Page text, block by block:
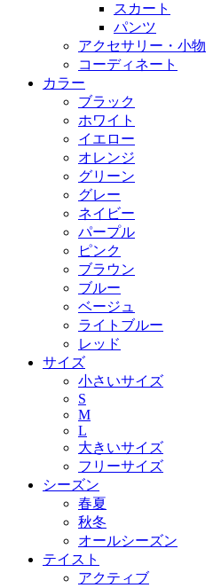
スカート
パンツ
アクセサリー・小物
コーディネート
カラー
ブラック
ホワイト
イエロー
オレンジ
グリーン
グレー
ネイビー
パープル
ピンク
ブラウン
ブルー
ベージュ
ライトブルー
レッド
サイズ
小さいサイズ
S
M
L
大きいサイズ
フリーサイズ
シーズン
春夏
秋冬
オールシーズン
テイスト
アクティブ